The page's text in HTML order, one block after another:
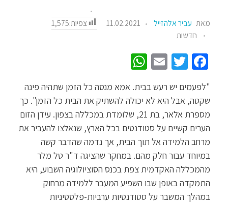
מאת עביר אלהזייל 11.02.2021 צפיות:1,575
חדשות
Fa
b
o
o
k
T
tt
er
E
ail
at
sA
p
p
"לפעמים יש רעש בבית. אמא מנסה כל הזמן שתהיה פינה
שקטה, אבל היא לא יכולה להשתיק את הבית כל הזמן". כך
מספרת אלאר, בת 21, שלומדת במכללה בצפון. עידן הזום
הערים קשיים על סטודנטים בכל הארץ, שנאלצו להעביר את
מרחב הלמידה אל תוך הבית, אך נדמה שהדבר קשה
במיוחד עבור חלק מהם. במחקר שהציגה ד"ר טל מלר
מהמכללה האקדמית צפת בכנס הסוציולוגיה השבוע, היא
התמקדה באופן שבו השפיע המעבר ללמידה מרחוק
במהלך המשבר על סטודנטיות ערביות-פלסטיניות